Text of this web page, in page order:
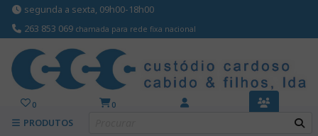
segunda a sexta, 09h00-18h00
263 853 069 chamada para rede fixa nacional
0 0
PRODUTOS